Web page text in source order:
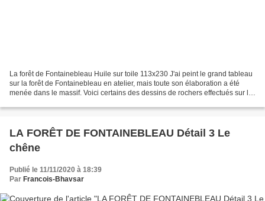
La forêt de Fontainebleau Huile sur toile 113x230 J'ai peint le grand tableau
sur la forêt de Fontainebleau en atelier, mais toute son élaboration a été
menée dans le massif. Voici certains des dessins de rochers effectués sur le
LA FORÊT DE FONTAINEBLEAU Détail 3 Le
chêne
Publié le 11/11/2020 à 18:39
Par Francois-Bhavsar